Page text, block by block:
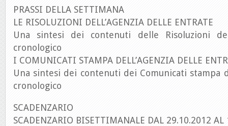
PRASSI DELLA SETTIMANA
LE RISOLUZIONI DELL’AGENZIA DELLE ENTRATE
Una sintesi dei contenuti delle Risoluzioni
cronologico
I COMUNICATI STAMPA DELL’AGENZIA DELLE
Una sintesi dei contenuti dei Comunicati stampa
cronologico
SCADENZARIO
SCADENZARIO BISETTIMANALE DAL 29.10.2012